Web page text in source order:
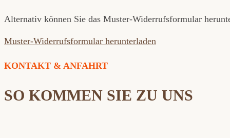
Alternativ können Sie das Muster-Widerrufsformular
Muster-Widerrufsformular herunterladen
KONTAKT & ANFAHRT
SO KOMMEN SIE ZU UNS